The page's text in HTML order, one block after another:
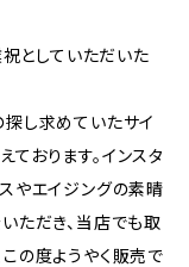
としていただいた
し求めていたサイ
おります。インスタ
やエイジングの素晴
ただき、当店でも取
の度ようやく販売で